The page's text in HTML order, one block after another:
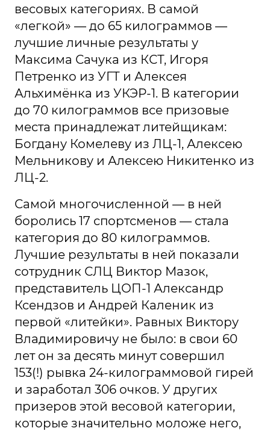
весовых категориях. В самой
«легкой» — до 65 килограммов —
лучшие личные результаты у
Максима Сачука из КСТ, Игоря
Петренко из УГТ и Алексея
Альхимёнка из УКЭР-1. В категории
до 70 килограммов все призовые
места принадлежат литейщикам:
Богдану Комелеву из ЛЦ-1, Алексею
Мельникову и Алексею Никитенко из
ЛЦ-2.
Самой многочисленной — в ней
боролись 17 спортсменов — стала
категория до 80 килограммов.
Лучшие результаты в ней показали
сотрудник СЛЦ Виктор Мазок,
представитель ЦОП-1 Александр
Ксендзов и Андрей Каленик из
первой «литейки». Равных Виктору
Владимировичу не было: в свои 60
лет он за десять минут совершил
153(!) рывка 24-килограммовой гирей
и заработал 306 очков. У других
призеров этой весовой категории,
которые значительно моложе него,